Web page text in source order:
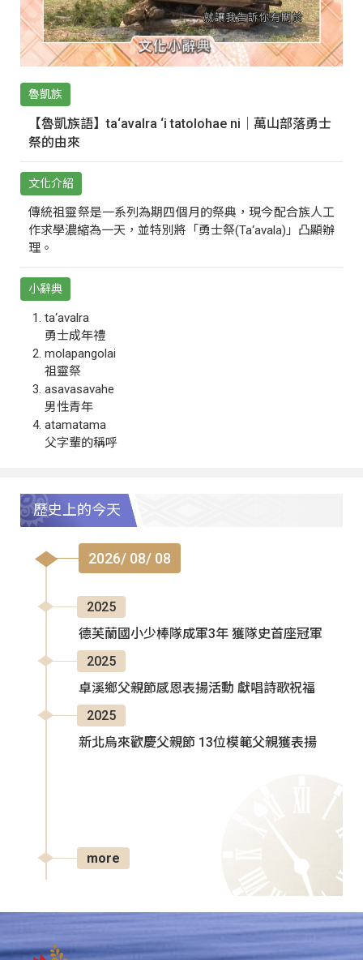
魯凱族
【魯凱族語】ta‘avalra ‘i tatolohae ni｜萬山部落勇士
祭的由來
文化介紹
傳統祖靈祭是一系列為期四個月的祭典，現今配合族人工
作求學濃縮為一天，並特別將「勇士祭(Ta‘avala)」凸顯辦
理。
小辭典
ta‘avalra
勇士成年禮
molapangolai
祖靈祭
asavasavahe
男性青年
atamatama
父字輩的稱呼
歷史上的今天
2026/ 08/ 08
2025
德芙蘭國小少棒隊成軍3年 獲隊史首座冠軍
2025
卓溪鄉父親節感恩表揚活動 獻唱詩歌祝福
2025
新北烏來歡慶父親節 13位模範父親獲表揚
more